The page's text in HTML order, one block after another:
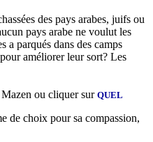
des pays arabes, juifs ou
pays arabe ne voulut les
a parqués dans des camps
améliorer leur sort? Les
Mazen ou cliquer sur QUEL
de choix pour sa compassion,